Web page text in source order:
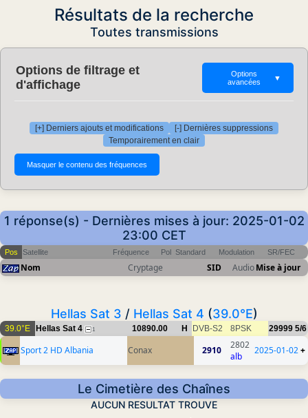
Résultats de la recherche
Toutes transmissions
Options de filtrage et
d'affichage
Options
avancées
▼
[+] Derniers ajouts et modifications
[-] Dernières suppressions
Temporairement en clair
1 réponse(s) - Dernières mises à jour: 2025-01-02
23:00 CET
Pos Satellite Fréquence Pol Standard Modulation SR/FEC
Nom Cryptage SID AudioMise à jour
Hellas Sat 3 / Hellas Sat 4 (39.0°E)
39.0°E Hellas Sat 4 1 10890.00 H DVB-S2 8PSK 29999 5/6
Sport 2 HD Albania Conax 2910
2802
alb
2025-01-02+
Le Cimetière des Chaînes
AUCUN RESULTAT TROUVE